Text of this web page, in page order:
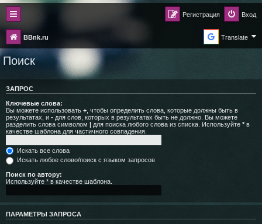
Вход
Регистрация
BBnk.ru Translate
Поиск
ЗАПРОС
Ключевые слова:
Вы можете использовать + , чтобы определить слова, которые должны быть в
результатах, и - для слов, которых в результатах быть не должно. Вы можете
разделить слова символом | для поиска любого слова из списка. Используйте *в
качестве шаблона для частичного совпадения.
Искать все слова
Искать любое слово/поиск с языком запросов
Поиск по автору:
Используйте * в качестве шаблона.
ПАРАМЕТРЫ ЗАПРОСА